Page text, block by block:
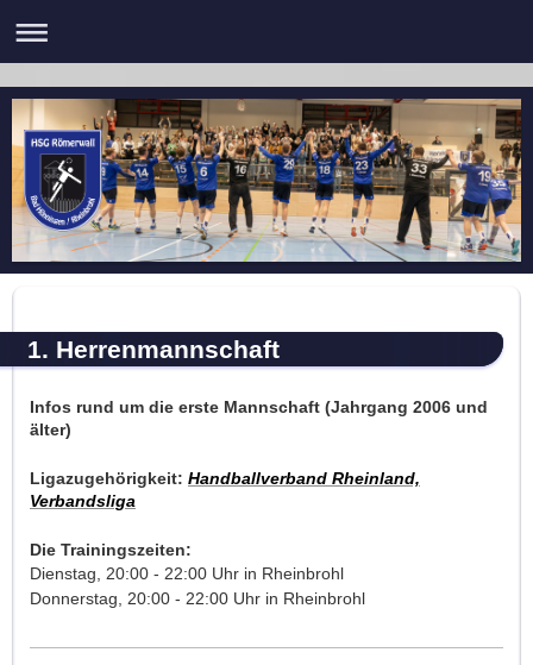
1. Herrenmannschaft
Infos rund um die erste Mannschaft (Jahrgang 2006 und
älter)
Ligazugehörigkeit: Handballverband Rheinland,
Verbandsliga
Die Trainingszeiten:
Dienstag, 20:00 - 22:00 Uhr in Rheinbrohl
Donnerstag, 20:00 - 22:00 Uhr in Rheinbrohl